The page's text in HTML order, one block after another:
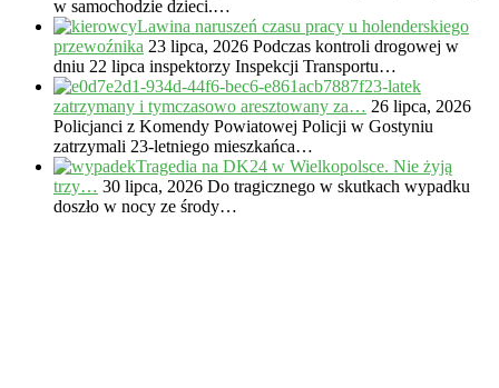
w samochodzie dzieci.…
Lawina naruszeń czasu pracy u holenderskiego
przewoźnika 23 lipca, 2026 Podczas kontroli drogowej w
dniu 22 lipca inspektorzy Inspekcji Transportu…
23-latek
zatrzymany i tymczasowo aresztowany za… 26 lipca, 2026
Policjanci z Komendy Powiatowej Policji w Gostyniu
zatrzymali 23-letniego mieszkańca…
Tragedia na DK24 w Wielkopolsce. Nie żyją
trzy… 30 lipca, 2026 Do tragicznego w skutkach wypadku
doszło w nocy ze środy…